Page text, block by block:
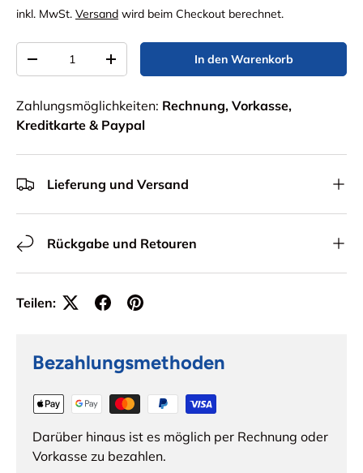
inkl. MwSt. Versand wird beim Checkout berechnet.
Menge verringernMenge erhöhen In den Warenkorb
Zahlungsmöglichkeiten: Rechnung, Vorkasse,
Kreditkarte & Paypal
Lieferung und Versand
Rückgabe und Retouren
Teilen:
Bezahlungsmethoden
Darüber hinaus ist es möglich per Rechnung oder
Vorkasse zu bezahlen.